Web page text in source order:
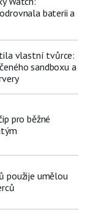
baterii a
vlastní tvůrce:
sandboxu a
pro běžné
použije umělou